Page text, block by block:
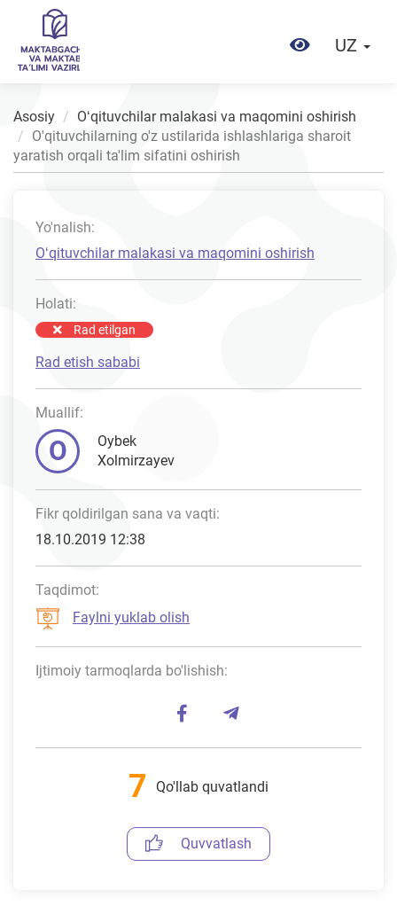
UZ
Asosiy
Oʻqituvchilar malakasi va maqomini oshirish
O'qituvchilarning o'z ustilarida ishlashlariga sharoit
yaratish orqali ta'lim sifatini oshirish
Yo'nalish:
Oʻqituvchilar malakasi va maqomini oshirish
Holati:
Rad etilgan
Rad etish sababi
Muallif:
O
Oybek
Xolmirzayev
Fikr qoldirilgan sana va vaqti:
18.10.2019 12:38
Taqdimot:
Faylni yuklab olish
Ijtimoiy tarmoqlarda bo'lishish:
7 Qo'llab quvatlandi
Quvvatlash